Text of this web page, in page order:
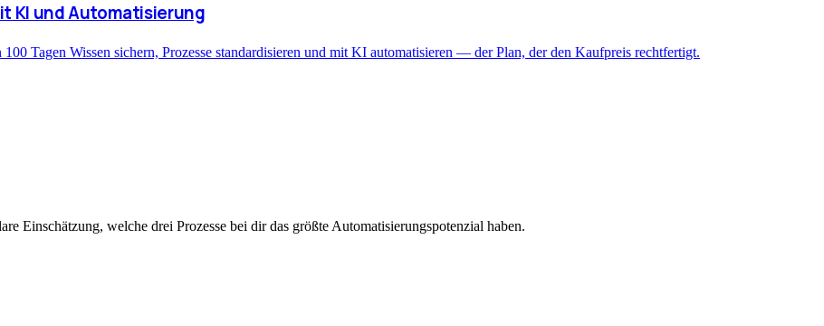
KI und Automatisierung
Tagen Wissen sichern, Prozesse standardisieren und mit KI automatisieren — der Plan, der den Kaufpreis rechtfertigt.
Einschätzung, welche drei Prozesse bei dir das größte Automatisierungspotenzial haben.